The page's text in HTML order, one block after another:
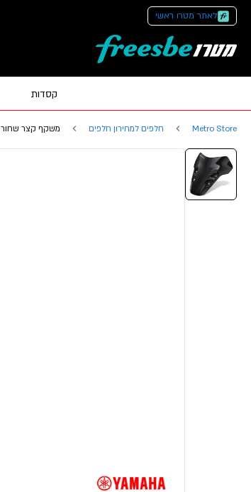
לאתר מטרו ראשי
קסדות
Metro Store חלפים למחירון חלפים משקף קצר שחור MT-07 21 מבית YAMAHA